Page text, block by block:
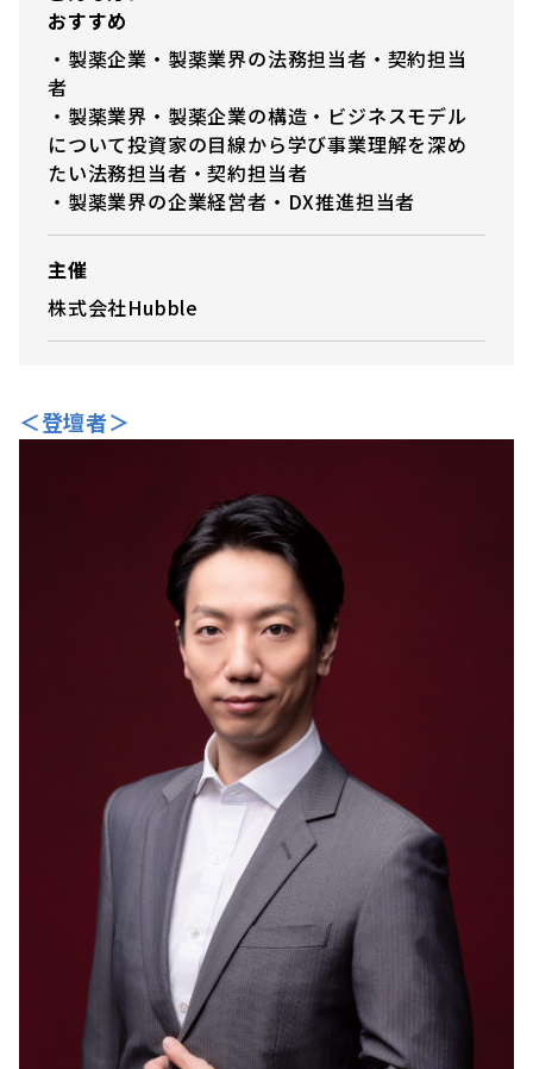
おすすめ
・製薬企業・製薬業界の法務担当者・契約担当
者
・製薬業界・製薬企業の構造・ビジネスモデル
について投資家の目線から学び事業理解を深め
たい法務担当者・契約担当者
・製薬業界の企業経営者・DX推進担当者
主催
株式会社Hubble
＜登壇者＞